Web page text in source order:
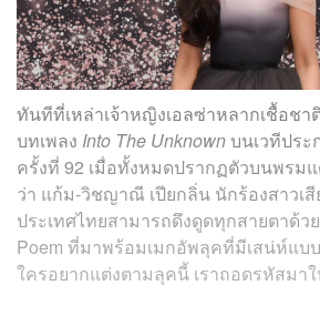
ทันทีที่เหล่าเจ้าหญิงเอลซ่าหลากเชื้อช
บทเพลง Into The Unknownบนเวทีประ
ครั้งที่ 92 เมื่อทั้งหมดปรากฏตัวบนพรม
ว่า แก้ม-วิชญาณี เปียกลิ่น นักร้องสาวเสี
ประเทศไทยสามารถดึงดูดทุกสายตาด้ว
Poem ที่มาพร้อมเมกอัพลุคที่มีเสน่ห์แบบ
ใครอยากแต่งตามลุคนี้ เราถอดรหัสมา